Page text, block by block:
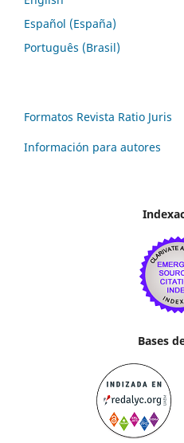
Español (España)
Português (Brasil)
Formatos Revista Ratio Juris
Información para autores
Bases